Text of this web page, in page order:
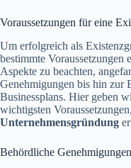
Voraussetzungen für eine
Um erfolgreich als
bestimmte Voraussetzungen
Aspekte zu beachten,
Genehmigungen bis hin zur
Businessplans. Hier geben
wichtigsten
Unternehmensgründung
Behördliche Genehmigungen